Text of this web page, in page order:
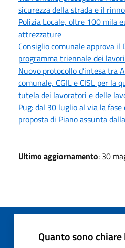
sicurezza della strada e il
Polizia Locale, oltre 100 mila
attrezzature
Consiglio comunale approva
programma triennale dei
Nuovo protocollo d’intesa tra
comunale, CGIL e CISL per la
tutela dei lavoratori e delle
Pug: dal 30 luglio al via la
proposta di Piano assunta
Ultimo aggiornamento: 30
Quanto sono